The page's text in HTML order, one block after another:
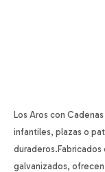
Los Aros con
infantiles, plazas o
galvanizados,